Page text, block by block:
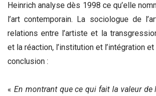
Heinrich analyse dès 1998 ce qu’elle
l’art contemporain. La sociologue de
relations entre l’artiste et la
et la réaction, l’institution et l’intégration
conclusion :
« En montrant que ce qui fait la valeur de